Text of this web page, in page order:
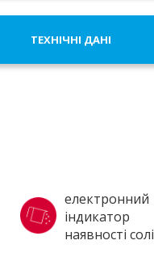
ТЕХНІЧНІ ДАНІ
електронний
індикатор
наявності солі